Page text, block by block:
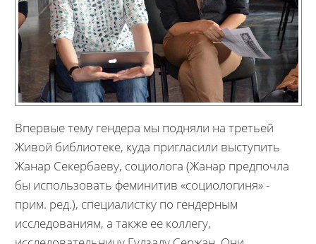
Впервые тему гендера мы подняли на третьей
Живой библиотеке, куда пригласили выступить
Жанар Секербаеву, социолога (Жанар предпочла
бы использовать феминитив «социологиня» -
прим. ред.), специалистку по гендерным
исследованиям, а также ее коллегу,